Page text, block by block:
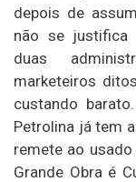
depois de
não se justifica
duas
marketeiros
custando
Petrolina já tem
remete ao
Grande Obra é